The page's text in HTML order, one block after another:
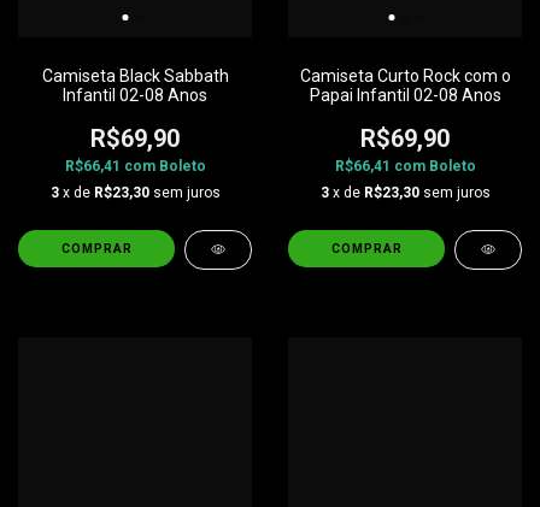
Camiseta Black Sabbath
Infantil 02-08 Anos
R$69,90
R$66,41 com Boleto
3 x de R$23,30 sem juros
COMPRAR
Camiseta Curto Rock com o
Papai Infantil 02-08 Anos
R$69,90
R$66,41 com Boleto
3 x de R$23,30 sem juros
COMPRAR